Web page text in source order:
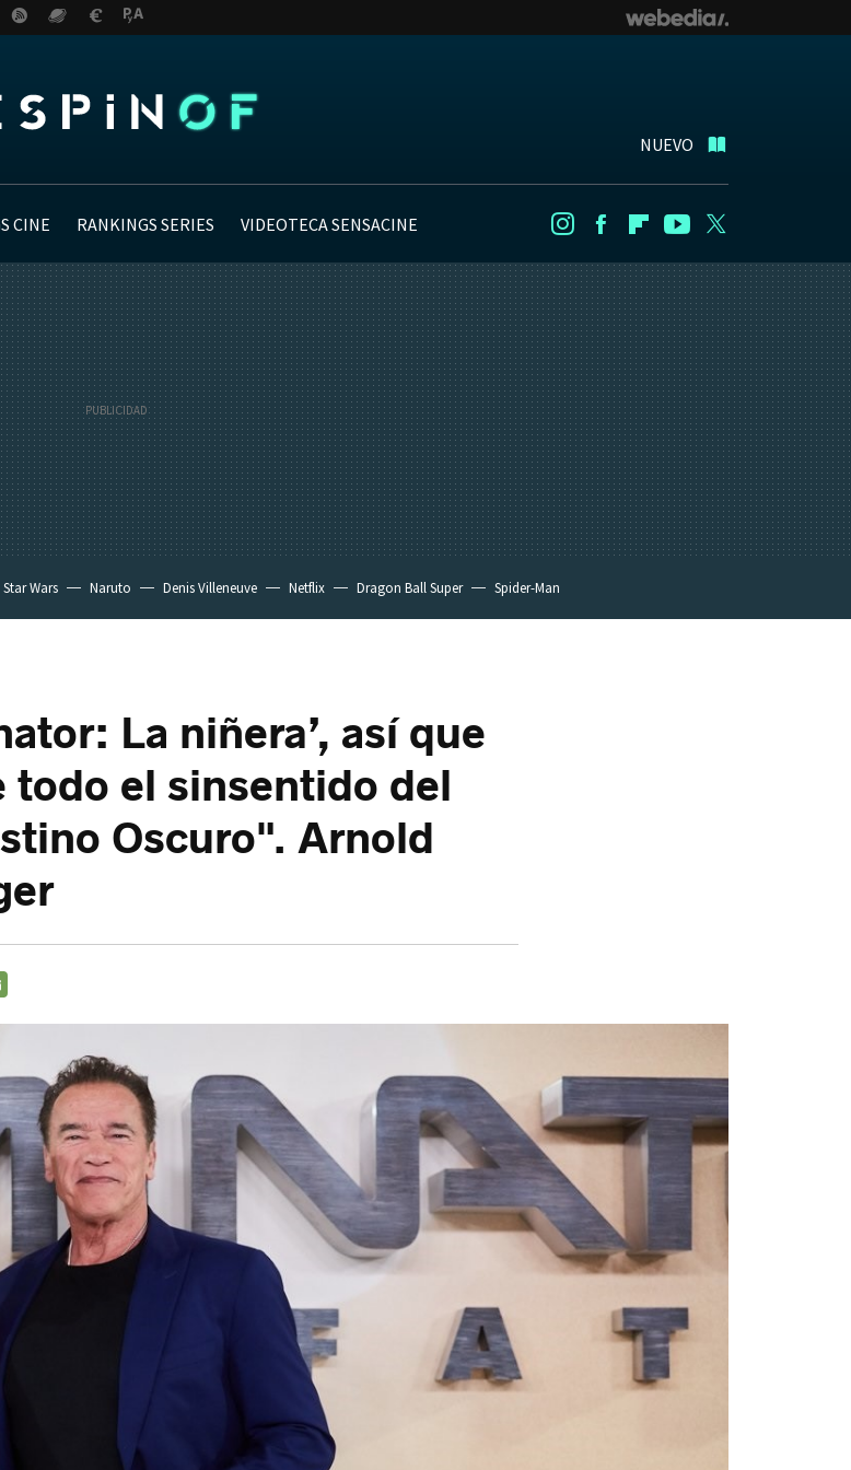
NUEVO
CINE RANKINGS SERIES VIDEOTECA SENSACINE InstagramFacebookFlipboard
Youtube
Star Wars Naruto Denis Villeneuve Netflix Dragon Ball Super Spider-Man
La niñera’, así que
todo el sinsentido del
Oscuro". Arnold